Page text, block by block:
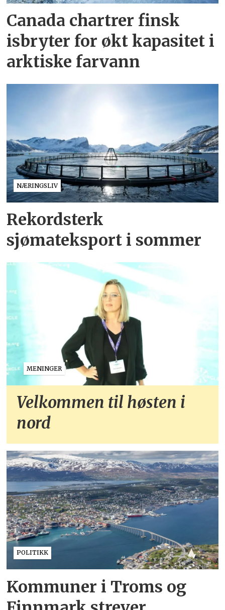
Canada chartrer finsk
isbryter for økt kapasitet i
arktiske farvann
NÆRINGSLIV
Rekordsterk
sjømateksport i sommer
MENINGER
Velkommen til høsten i
nord
POLITIKK
Kommuner i Troms og